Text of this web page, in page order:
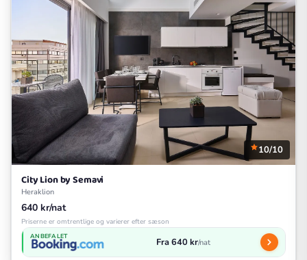
10/10
City Lion by Semavi
Heraklion
640 kr/nat
Priserne er omtrentlige og varierer efter sæson
ANBEFALET Fra 640 kr/nat